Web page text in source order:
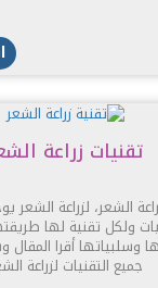
تقنيات زراعة
الشعر، لزراعة الشعر
ولكل تقنية لها
وسلبياتها أقرا
جميع التقنيات لزراعة